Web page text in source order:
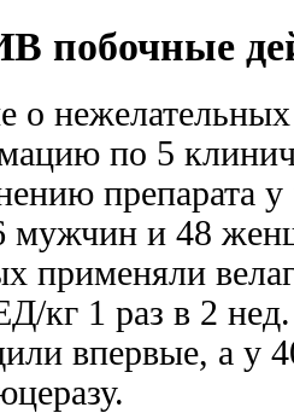
побочные
о
по 5
препарата у
мужчин и 48
применяли
кг 1 раз в 2
впервые, а у